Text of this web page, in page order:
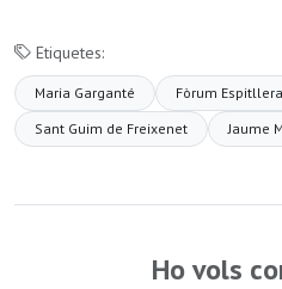
Etiquetes:
Maria Garganté Fòrum Espitllera
Sant Guim de Freixenet
Jaume
Ho vols